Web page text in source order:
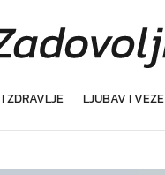
ZDRAVLJE LJUBAV I VEZE